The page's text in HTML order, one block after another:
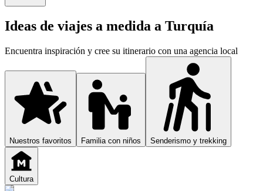
Ideas de viajes a medida a Turquía
Encuentra inspiración y cree su itinerario con una agencia local
Nuestros favoritos Familia con niños Senderismo y trekking
Cultura